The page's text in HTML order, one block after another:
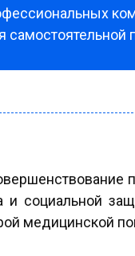
социальной
медицинской